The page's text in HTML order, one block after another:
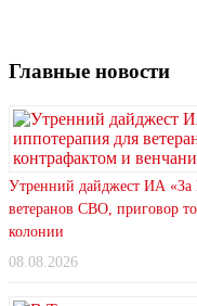
Главные новости
Утренний дайджест ИА «За
ветеранов СВО, приговор
колонии
08.08.2026